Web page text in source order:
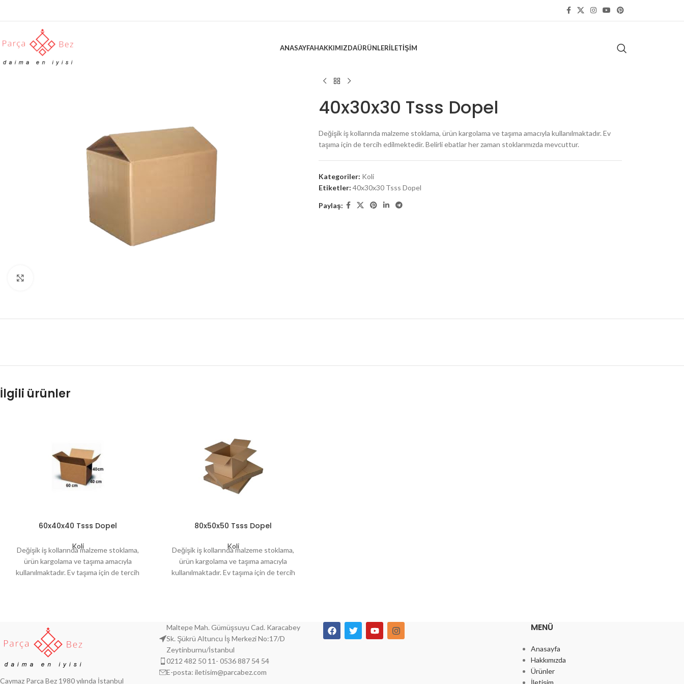
ANASAYFAHAKKIMIZDAÜRÜNLERİLETIŞIM
40x30x30 Tsss Dopel
Değişik iş kollarında malzeme stoklama, ürün kargolama ve taşıma amacıyla kullanılmaktadır. Ev
taşıma için de tercih edilmektedir. Belirli ebatlar her zaman stoklarımızda mevcuttur.
Kategoriler: Koli
Etiketler: 40x30x30 Tsss Dopel
Paylaş:
İlgili ürünler
60x40x40 Tsss Dopel
Koli
Değişik iş kollarında malzeme stoklama,
ürün kargolama ve taşıma amacıyla
kullanılmaktadır. Ev taşıma için de tercih
80x50x50 Tsss Dopel
Koli
Değişik iş kollarında malzeme stoklama,
ürün kargolama ve taşıma amacıyla
kullanılmaktadır. Ev taşıma için de tercih
Caymaz Parça Bez 1980 yılında İstanbul
Maltepe Mah. Gümüşsuyu Cad. Karacabey
Sk. Şükrü Altuncu İş Merkezi No:17/D
Zeytinburnu/İstanbul
0212 482 50 11- 0536 887 54 54
E-posta: iletisim@parcabez.com
MENÜ
Anasayfa
Hakkımızda
Ürünler